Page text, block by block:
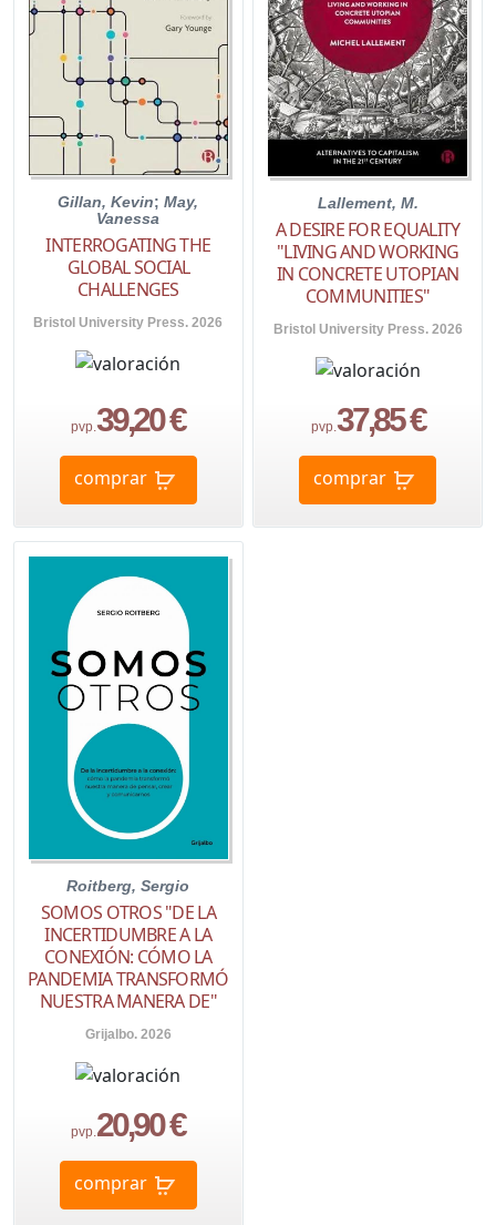
Gillan, Kevin;May,
Vanessa
INTERROGATING THE
GLOBAL SOCIAL
CHALLENGES
Bristol University Press. 2026
pvp.39,20 €
comprar
Lallement, M.
A DESIRE FOR EQUALITY
"LIVING AND WORKING
IN CONCRETE UTOPIAN
COMMUNITIES"
Bristol University Press. 2026
pvp.37,85 €
comprar
Roitberg, Sergio
SOMOS OTROS "DE LA
INCERTIDUMBRE A LA
CONEXIÓN: CÓMO LA
PANDEMIA TRANSFORMÓ
NUESTRA MANERA DE"
Grijalbo. 2026
pvp. 20,90 €
comprar